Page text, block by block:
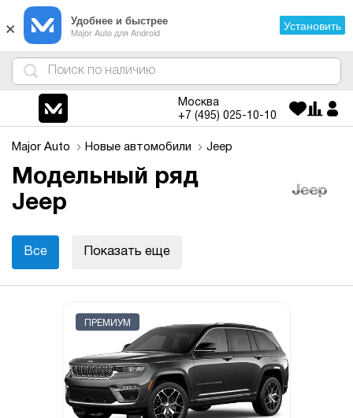
4
1
3
2
Москва
+7 (495) 025-10-10
Major Auto Новые автомобили Jeep
Модельный ряд
Jeep
Все Показать еще
ПРЕМИУМ
× Удобнее и быстрее
Major Auto для Android Установить